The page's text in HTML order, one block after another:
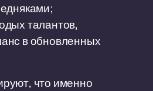
талантов,
в обновленных
что именно